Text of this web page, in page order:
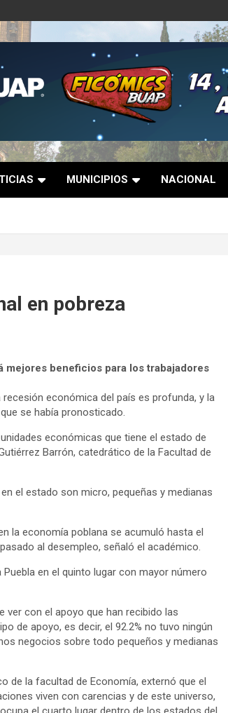
MUNICIPIOS NACIONAL
en pobreza
mejores beneficios para los trabajadores
económica del país es profunda, y la
se había pronosticado.
económicas que tiene el estado de
Barrón, catedrático de la Facultad de
el estado son micro, pequeñas y medianas
la economía poblana se acumuló hasta el
al desempleo, señaló el académico.
en el quinto lugar con mayor número
con el apoyo que han recibido las
de apoyo, es decir, el 92.2% no tuvo ningún
negocios sobre todo pequeños y medianas
de la facultad de Economía, externó que el
viven con carencias y de este universo,